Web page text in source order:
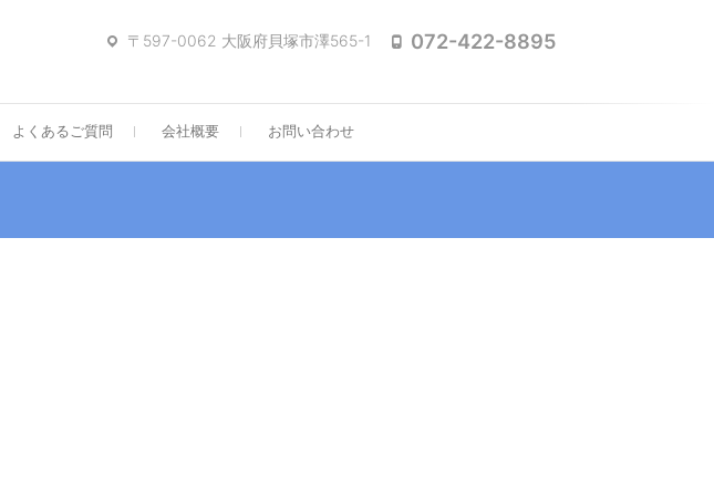
〒597-0062 大阪府貝塚市澤565-1 072-422-8895
よくあるご質問 会社概要 お問い合わせ